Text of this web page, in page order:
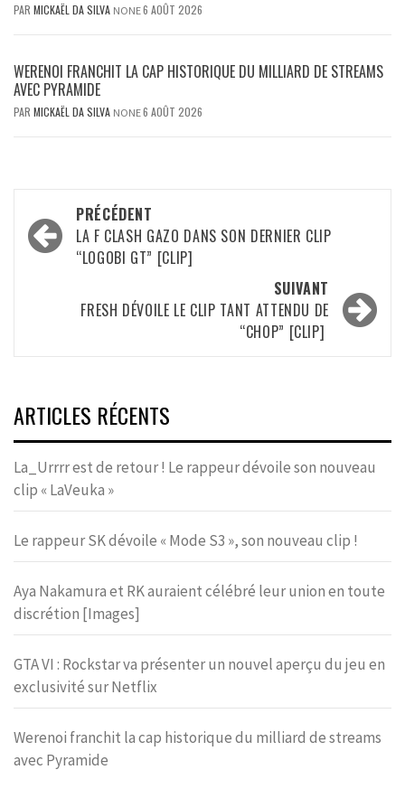
PAR MICKAËL DA SILVA NONE6 AOÛT 2026
WERENOI FRANCHIT LA CAP HISTORIQUE DU MILLIARD DE STREAMS
AVEC PYRAMIDE
PAR MICKAËL DA SILVA NONE6 AOÛT 2026
Navigation
d’article
PRÉCÉDENT
LA F CLASH GAZO DANS SON DERNIER CLIP
“LOGOBI GT” [CLIP]
SUIVANT
FRESH DÉVOILE LE CLIP TANT ATTENDU DE
“CHOP” [CLIP]
ARTICLES RÉCENTS
La_Urrrr est de retour ! Le rappeur dévoile son nouveau
clip « LaVeuka »
Le rappeur SK dévoile « Mode S3 », son nouveau clip !
Aya Nakamura et RK auraient célébré leur union en toute
discrétion [Images]
GTA VI : Rockstar va présenter un nouvel aperçu du jeu en
exclusivité sur Netflix
Werenoi franchit la cap historique du milliard de streams
avec Pyramide